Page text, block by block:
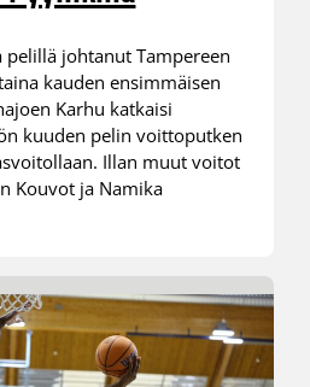
pelillä johtanut Tampereen
kauden ensimmäisen
Karhu katkaisi
kuuden pelin voittoputken
Illan muut voitot
Kouvot ja Namika